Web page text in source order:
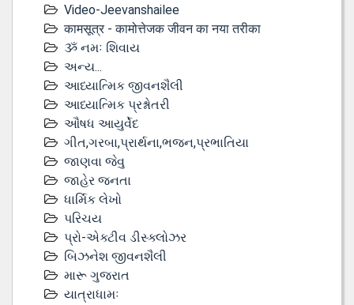
Video-Jeevanshailee
कामसूत्र - कामोत्तेजक जीवन का नया तरीका
ૐ નમઃ શિવાય
અન્ય...
આધ્યાત્મિક જીવનશૈલી
આધ્યાત્મિક પ્રશ્નોતરી
ઔષધ આયુર્વેદ
ગીત,ગરબા,પ્રાર્થના,ભજન,પ્રભાતિયા
જાણવા જેવુ
જાહેર જનતા
ધાર્મિક લેખો
પરિચય
પ્રો-એક્ટીવ ડીસ્‍ક્લોઝર
બિઝનેશ જીવનશૈલી
મારૂ ગુજરાત
યાત્રાધામઃ